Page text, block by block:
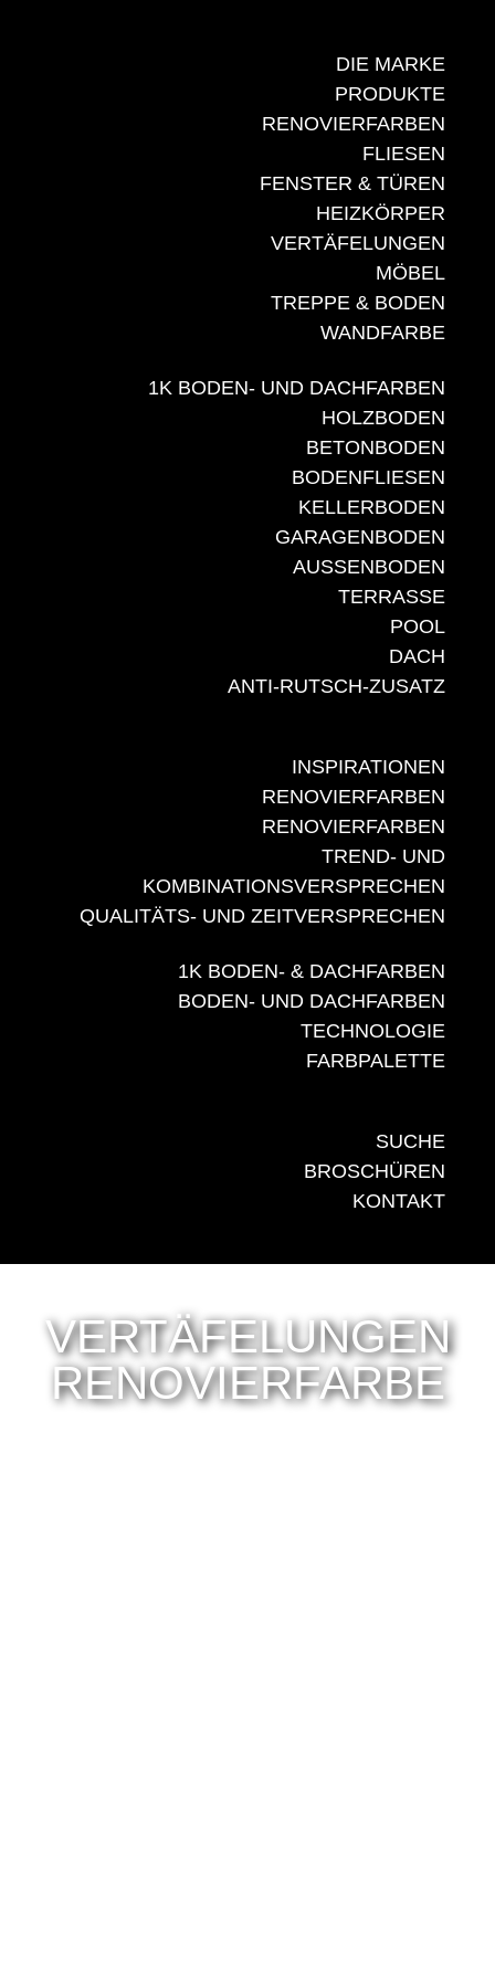
DIE MARKE
PRODUKTE
RENOVIERFARBEN
FLIESEN
FENSTER & TÜREN
HEIZKÖRPER
VERTÄFELUNGEN
MÖBEL
TREPPE & BODEN
WANDFARBE
1K BODEN- UND DACHFARBEN
HOLZBODEN
BETONBODEN
BODENFLIESEN
KELLERBODEN
GARAGENBODEN
AUSSENBODEN
TERRASSE
POOL
DACH
ANTI-RUTSCH-ZUSATZ
INSPIRATIONEN
RENOVIERFARBEN
RENOVIERFARBEN
TREND- UND
KOMBINATIONSVERSPRECHEN
QUALITÄTS- UND ZEITVERSPRECHEN
1K BODEN- & DACHFARBEN
BODEN- UND DACHFARBEN
TECHNOLOGIE
FARBPALETTE
SUCHE
BROSCHÜREN
KONTAKT
VERTÄFELUNGEN
RENOVIERFARBE